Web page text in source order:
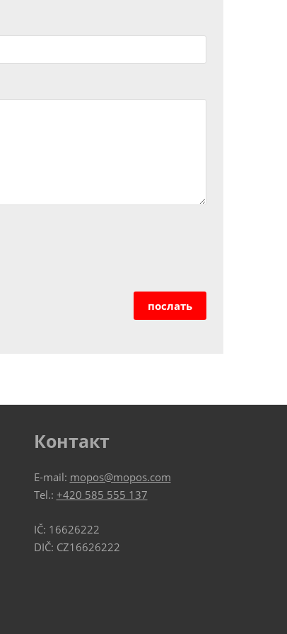
послать
Контакт
E-mail: mopos@mopos.com
Tel.: +420 585 555 137
IČ: 16626222
DIČ: CZ16626222